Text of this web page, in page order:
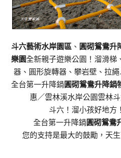
斗六藝術水岸園區 、 圓砌鴛鴦升
樂園全新親子遊樂公園！溜滑梯
器、圓形旋轉器、攀岩壁、拉
全台第一升降鍋圓砌鴛鴦升降鍋
惠／雲林溪水岸公園雲林
斗六！溜小孩好地方
全台第一升降鍋圓砌鴛鴦
您的支持是最大的鼓勵，天